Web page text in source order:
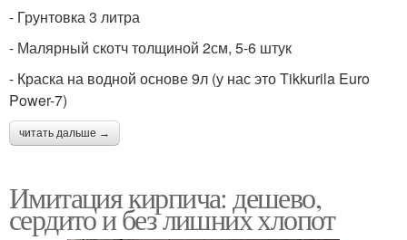
- Грунтовка 3 литра
- Малярный скотч толщиной 2см, 5-6 штук
- Краска на водной основе 9л (у нас это Tikkurila Euro
Power-7)
читать дальше →
Имитация кирпича: дешево,
сердито и без лишних хлопот